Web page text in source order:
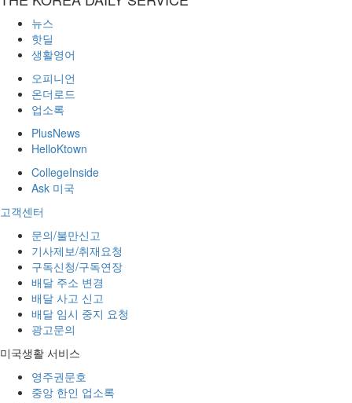
뉴스
핫딜
생활영어
오피니언
온더로드
업소록
PlusNews
HelloKtown
CollegeInside
Ask 미국
고객센터
문의/불만신고
기사제보/취재요청
구독신청/구독연장
배달 주소 변경
배달 사고 신고
배달 임시 중지 요청
광고문의
미국생활 서비스
영주권문호
중앙 한인 업소록